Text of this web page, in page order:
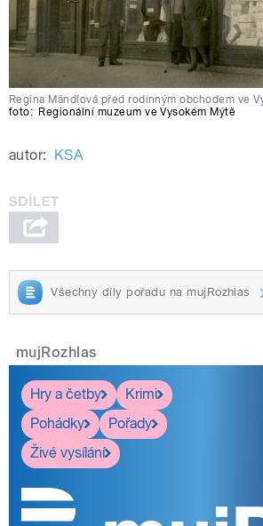
Regina Mändlová před rodinným obchodem ve
foto: Regionální muzeum ve Vysokém Mýtě
autor: KSA
Všechny díly pořadu na mujRozhlas
mujRozhlas
Hry a četby
Krimi
Pohádky
Pořady
Živé vysílání